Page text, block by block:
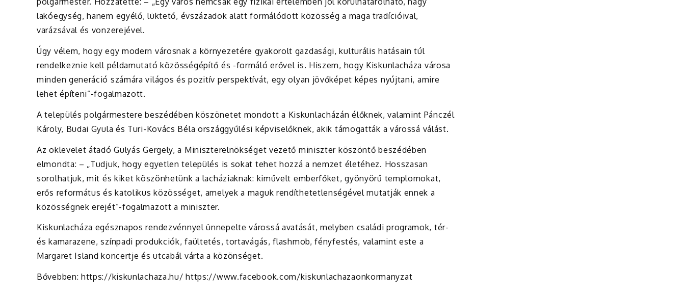
lakóegység, hanem egyélő, lüktető, évszázadok alatt formálódott közösség a maga tradícióival,
varázsával és vonzerejével.
Úgy vélem, hogy egy modern városnak a környezetére gyakorolt gazdasági, kulturális hatásain túl
rendelkeznie kell példamutató közösségépítő és -formáló erővel is. Hiszem, hogy Kiskunlacháza városa
minden generáció számára világos és pozitív perspektívát, egy olyan jövőképet képes nyújtani, amire
lehet építeni”-fogalmazott.
A település polgármestere beszédében köszönetet mondott a Kiskunlacházán élőknek, valamint Pánczél
Károly, Budai Gyula és Turi-Kovács Béla országgyűlési képviselőknek, akik támogatták a várossá válást.
Az oklevelet átadó Gulyás Gergely, a Miniszterelnökséget vezető miniszter köszöntő beszédében
elmondta: – „Tudjuk, hogy egyetlen település is sokat tehet hozzá a nemzet életéhez. Hosszasan
sorolhatjuk, mit és kiket köszönhetünk a lacháziaknak: kiművelt emberfőket, gyönyörű templomokat,
erős református és katolikus közösséget, amelyek a maguk rendíthetetlenségével mutatják ennek a
közösségnek erejét”-fogalmazott a miniszter.
Kiskunlacháza egésznapos rendezvénnyel ünnepelte várossá avatását, melyben családi programok, tér-
és kamarazene, színpadi produkciók, faültetés, tortavágás, flashmob, fényfestés, valamint este a
Margaret Island koncertje és utcabál várta a közönséget.
Bővebben: https://kiskunlachaza.hu/ https://www.facebook.com/kiskunlachazaonkormanyzat